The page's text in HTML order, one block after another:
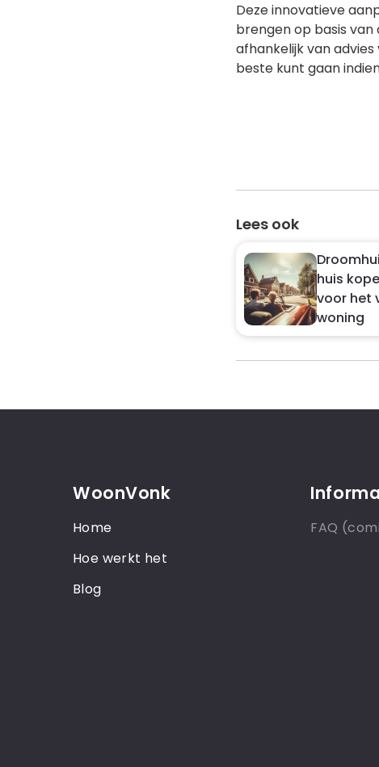
Deze innovatieve
brengen op basis
afhankelijk van
beste kunt gaan
Lees ook
huis
voor het
woning
WoonVonk
Home
Hoe werkt het
Blog
FAQ